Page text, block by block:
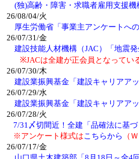
(独)高齢・障害・求職者雇用支援
26/08/04/火
厚生労働省「事業主アンケートへ
26/07/31/金
建設技能人材機構（JAC）「地震
※JACは全建が正会員となってい
26/07/30/木
建設業振興基金「建設キャリアア
26/07/29/水
建設業振興基金「建設キャリアア
26/07/28/火
7/31〆切間近！全建「品確法に基
※アンケート様式はこちらから （
26/07/17/金